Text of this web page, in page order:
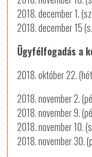
2018. december 1.
2018. december 15
Ügyfélfogadás a
2018. október 22.
2018. november 2.
2018. november 9.
2018. november 10.
2018. november 30.